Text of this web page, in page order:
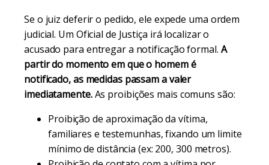
Se o juiz deferir o pedido, ele expede uma ordem
judicial. Um Oficial de Justiça irá localizar o
acusado para entregar a notificação formal. A
partir do momento em que o homem é
notificado, as medidas passam a valer
imediatamente.As proibições mais comuns são:
Proibição de aproximação da vítima,
familiares e testemunhas, fixando um limite
mínimo de distância (ex: 200, 300 metros).